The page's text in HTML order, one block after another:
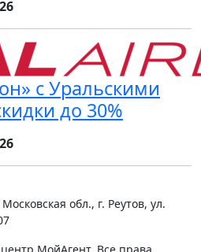
с Уральскими
до 30%
обл., г. Реутов, ул.